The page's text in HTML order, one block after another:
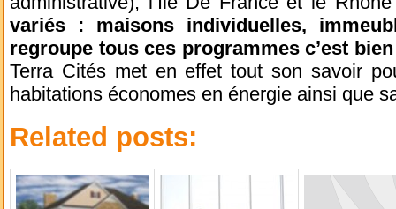
variés : maisons individuelles,
regroupe tous ces programmes c’est
Terra Cités met en effet tout son savoir
habitations économes en énergie ainsi que
Related posts: